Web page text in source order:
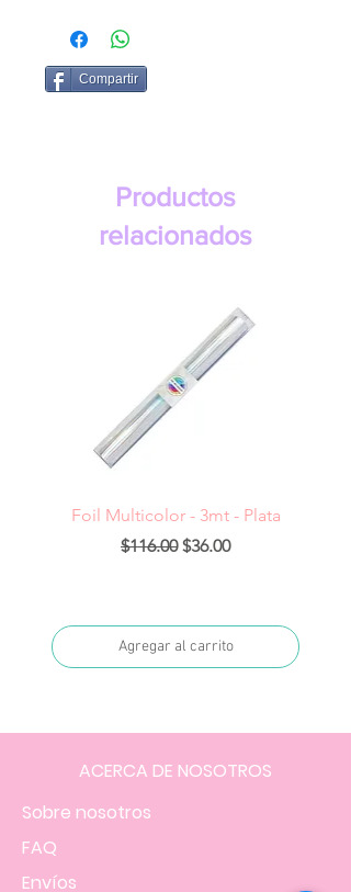
Compartir
Productos
relacionados
Foil Multicolor - 3mt - Plata
Precio
$116.00 Precio de oferta
$36.00
Agregar al carrito
ACERCA DE NOSOTROS
Sobre nosotros
FAQ
Envíos